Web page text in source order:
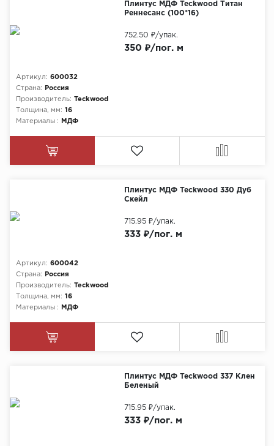
Плинтус МДФ Teckwood Титан
Реннесанс (100*16)
Артикул: 600032
Страна:
Россия
Производитель: Teckwood
Толщина, мм: 16
Материалы :
МДФ
350 ₽/пог. м
752.50 ₽/упак.
Плинтус МДФ Teckwood 330 Дуб
Скейл
Артикул: 600042
Страна:
Россия
Производитель: Teckwood
Толщина, мм: 16
Материалы :
МДФ
333 ₽/пог. м
715.95 ₽/упак.
Плинтус МДФ Teckwood 337 Клен
Беленый
333 ₽/пог. м
715.95 ₽/упак.